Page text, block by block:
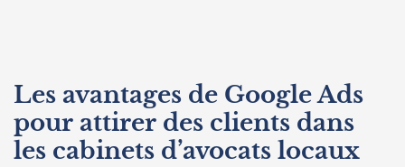
Les avantages de Google Ads
pour attirer des clients dans
les cabinets d’avocats locaux